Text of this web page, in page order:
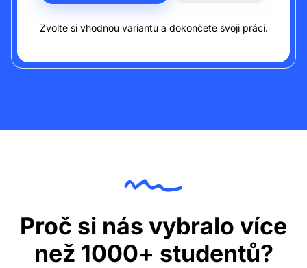
Zvolte si vhodnou variantu a dokončete svoji práci.
Proč si nás vybralo více
než 1000+ studentů?